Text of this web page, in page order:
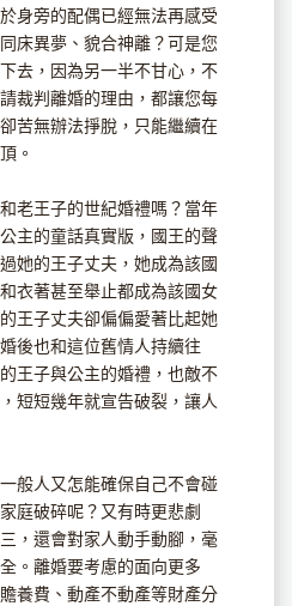
身旁的配偶已經無法再感受
床異夢、貌合神離？可是您
去，因為另一半不甘心，不
裁判離婚的理由，都讓您每
苦無辦法掙脫，只能繼續在
。
老王子的世紀婚禮嗎？當年
主的童話真實版，國王的聲
她的王子丈夫，她成為該國
衣著甚至舉止都成為該國女
王子丈夫卻偏偏愛著比起她
後也和這位舊情人持續往
王子與公主的婚禮，也敵不
短短幾年就宣告破裂，讓人
般人又怎能確保自己不會碰
庭破碎呢？又有時更悲劇
，還會對家人動手動腳，毫
。離婚要考慮的面向更多
養費、動產不動產等財產分